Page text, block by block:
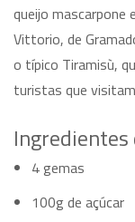
queijo mascarpone
Vittorio, de
o típico Tiramisù,
turistas que
4 gemas
100g de açúcar